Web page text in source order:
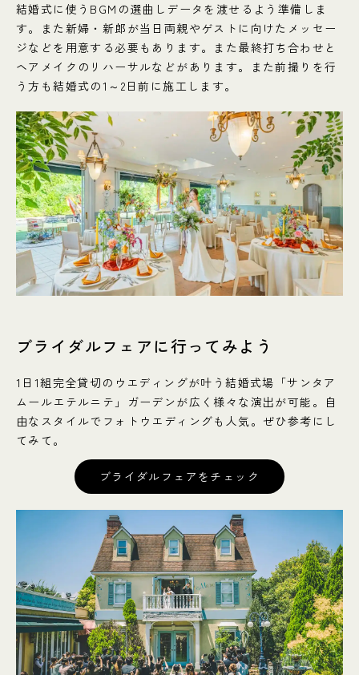
結婚式に使うBGMの選曲しデータを渡せるよう準備しま
す。また新婦・新郎が当日両親やゲストに向けたメッセー
ジなどを用意する必要もあります。また最終打ち合わせと
ヘアメイクのリハーサルなどがあります。また前撮りを行
う方も結婚式の1～2日前に施工します。
ブライダルフェアに行ってみよう
1日1組完全貸切のウエディングが叶う結婚式場「サンタア
ムールエテルニテ」ガーデンが広く様々な演出が可能。自
由なスタイルでフォトウエディングも人気。ぜひ参考にし
てみて。
ブライダルフェアをチェック